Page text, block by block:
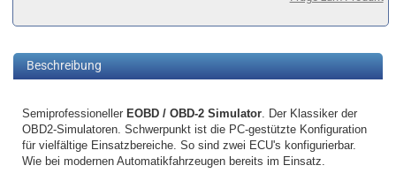
Beschreibung
Semiprofessioneller EOBD / OBD-2 Simulator . Der Klassiker der
OBD2-Simulatoren. Schwerpunkt ist die PC-gestützte Konfiguration
für vielfältige Einsatzbereiche. So sind zwei ECU's konfigurierbar.
Wie bei modernen Automatikfahrzeugen bereits im Einsatz.